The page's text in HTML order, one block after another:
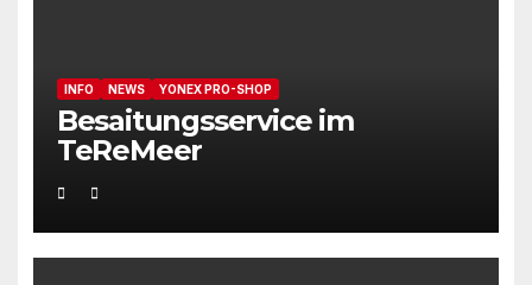
INFO NEWS YONEX PRO-SHOP
Besaitungsservice im
TeReMeer